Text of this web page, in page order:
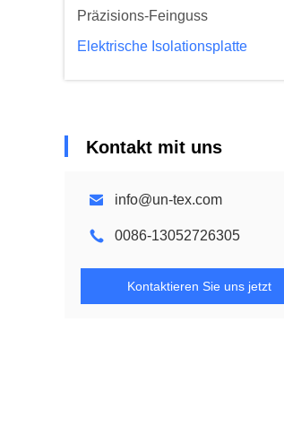
Präzisions-Feinguss
Elektrische Isolationsplatte
Kontakt mit uns
info@un-tex.com
0086-13052726305
Kontaktieren Sie uns jetzt